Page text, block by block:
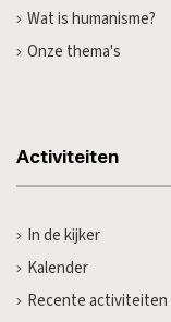
Wat is humanisme?
Onze thema's
Activiteiten
In de kijker
Kalender
Recente activiteiten